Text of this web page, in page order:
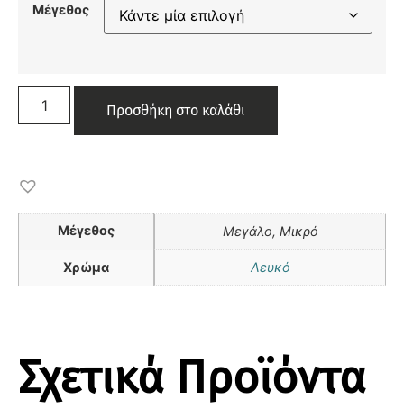
Μέγεθος
Προσθήκη στο καλάθι
Μέγεθος Μεγάλο, Μικρό
Χρώμα Λευκό
Σχετικά Προϊόντα